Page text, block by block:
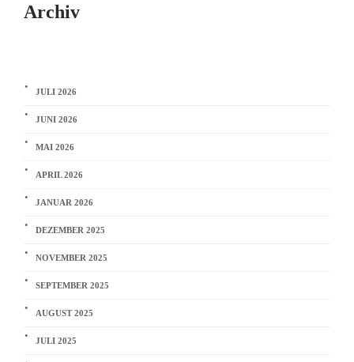
Archiv
JULI 2026
JUNI 2026
MAI 2026
APRIL 2026
JANUAR 2026
DEZEMBER 2025
NOVEMBER 2025
SEPTEMBER 2025
AUGUST 2025
JULI 2025